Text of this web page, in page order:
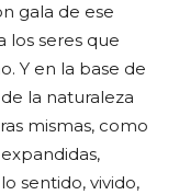
gala de ese
los seres que
Y en la base de
la naturaleza
mismas, como
sentido, vivido,